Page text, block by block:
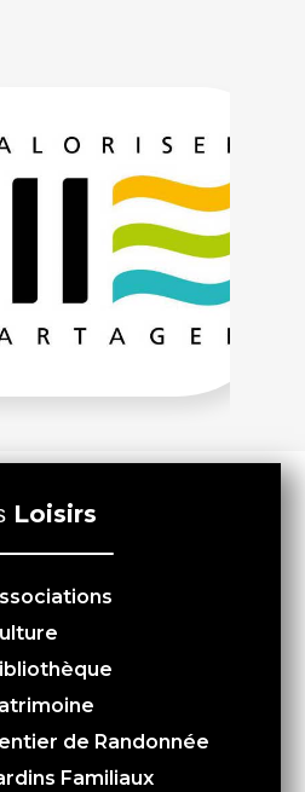
Loisirs
de Randonnée
Familiaux